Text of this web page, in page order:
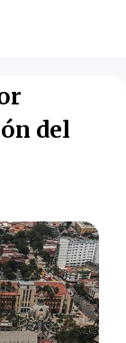
del